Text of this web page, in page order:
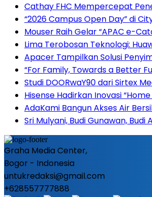
Cathay FHC Mempercepat
“2026 Campus Open Day” di
Mouser Raih Gelar “APAC e-
Lima Terobosan Teknologi:
Apacer Tampilkan Solusi
“For Family, Towards a Better
Studi DOORwaY90 dari Sirtex
Hisense Hadirkan Inovasi
AdaKami Bangun Akses Air
Sri Mulyani, Budi Gunawan,
Graha Media Center,
Bogor - Indonesia
untukredaksi@gmail.com
+628557777888